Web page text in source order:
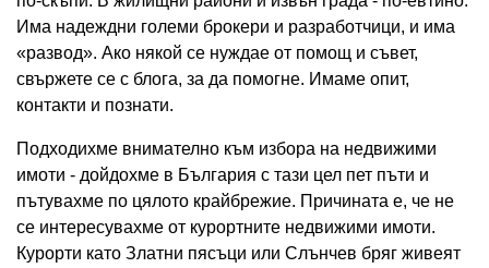
Има надеждни големи брокери и разработчици, и има
«развод». Ако някой се нуждае от помощ и съвет,
свържете се с блога, за да помогне. Имаме опит,
контакти и познати.
Подходихме внимателно към избора на недвижими
имоти - дойдохме в България с тази цел пет пъти и
пътувахме по цялото крайбрежие. Причината е, че не
се интересувахме от курортните недвижими имоти.
Курорти като Златни пясъци или Слънчев бряг живеят